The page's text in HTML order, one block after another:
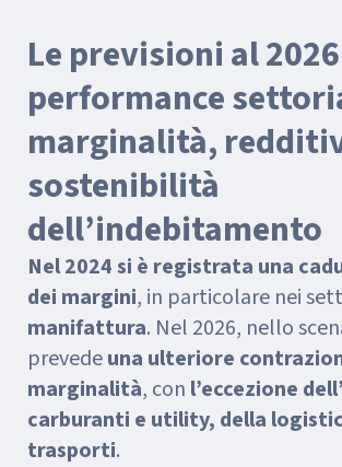
Le previsioni al
performance
marginalità,
sostenibilità
dell’indebitamento
Nel 2024 si è registrata una
dei margini, in particolare nei
manifattura. Nel 2026, nello
prevedeuna ulteriore
marginalità, con l’eccezione
carburanti e utility, della
trasporti.